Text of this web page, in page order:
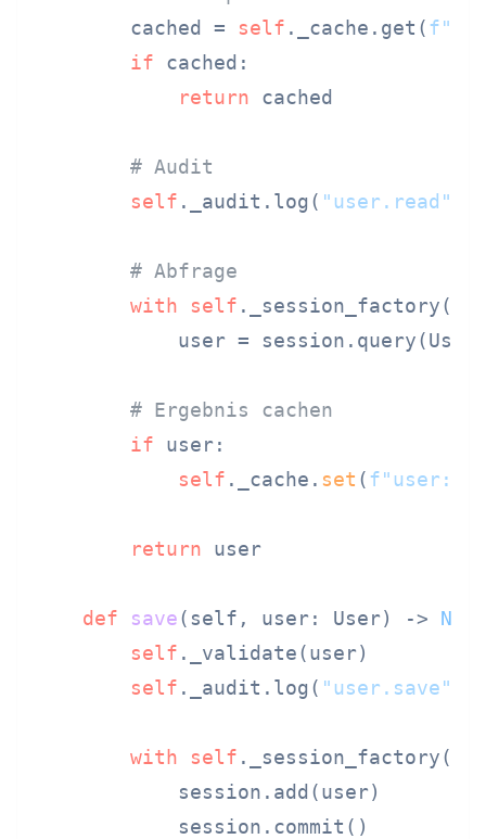
        cached =
self ._cache.get(
if cached:
return cached
# Audit
self ._audit.log( "user.read"
# Abfrage
with
self ._session_factory()
user =
# Ergebnis cachen
if user:
self ._cache. set (f"user:
return user
def save( self, user: User) ->
self ._validate(user)
self ._audit.log( "user.save"
with self ._session_factory()
            session.add(user)
            session.commit()